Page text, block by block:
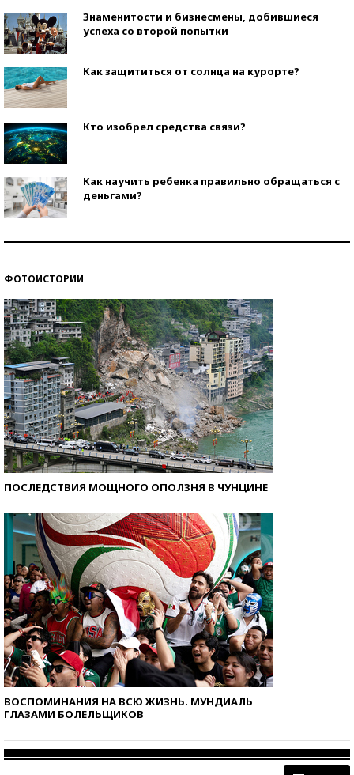
Знаменитости и бизнесмены, добившиеся
успеха со второй попытки
Как защититься от солнца на курорте?
Кто изобрел средства связи?
Как научить ребенка правильно обращаться с
деньгами?
ФОТОИСТОРИИ
ПОСЛЕДСТВИЯ МОЩНОГО ОПОЛЗНЯ В ЧУНЦИНЕ
ВОСПОМИНАНИЯ НА ВСЮ ЖИЗНЬ. МУНДИАЛЬ
ГЛАЗАМИ БОЛЕЛЬЩИКОВ